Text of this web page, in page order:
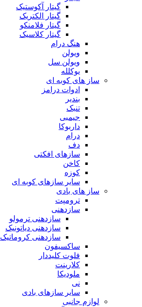
گیتار آکوستیک
گیتار الکتریک
گیتار فلامنکو
گیتار کلاسیک
هنگ درام
ویولن
ویولن سل
یوکلله
ساز های کوبه ای
ادوات درامز
بندیر
تنبک
جیمبی
داربوکا
درام
دف
سازهای افکتی
کاخن
کوزه
سایر سازهای کوبه ای
ساز های بادی
ترومپت
سازدهنی
سازدهنی ترمولو
سازدهنی دیاتونیک
سازدهنی کروماتیک
ساکسیفون
فلوت کلیددار
کلارینت
ملودیکا
نی
سایر سازهای بادی
لوازم جانبی